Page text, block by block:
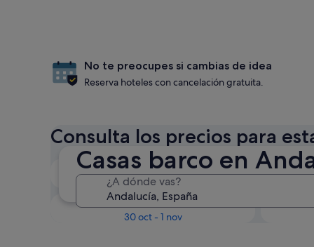
Casas barco en
¿A dónde vas?
No te preocupes si cambias de idea
Reserva hoteles con cancelación gratuita.
Consulta los precios para
En dos semanas
21 ago - 23 ago
Dentro de tres meses
30 oct - 1 nov